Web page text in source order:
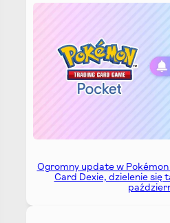
Ogromny update w
Card Dexie, dzielenie się